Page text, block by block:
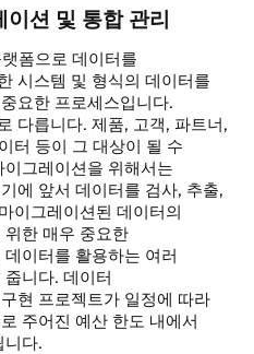
션 및 통합 관리
폼으로 데이터를
시스템 및 형식의 데이터를
요한 프로세스입니다.
다릅니다. 제품, 고객, 파트너,
터 등이 그 대상이 될 수
그레이션을 위해서는
에 앞서 데이터를 검사, 추출,
이그레이션된 데이터의
한 매우 중요한
이터를 활용하는 여러
니다. 데이터
현 프로젝트가 일정에 따라
주어진 예산 한도 내에서
니다.